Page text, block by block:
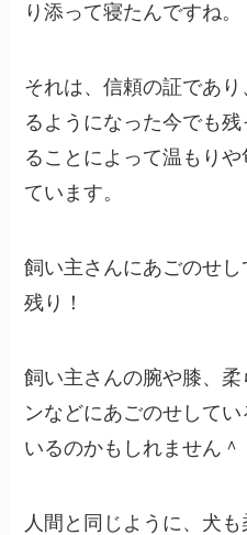
り添って寝たんですね。
それは、信頼の証であ
るようになった今でも
ることによって温もり
ています。
飼い主さんにあごのせ
残り！
飼い主さんの腕や膝、
ンなどにあごのせして
いるのかもしれません＾
人間と同じように、犬